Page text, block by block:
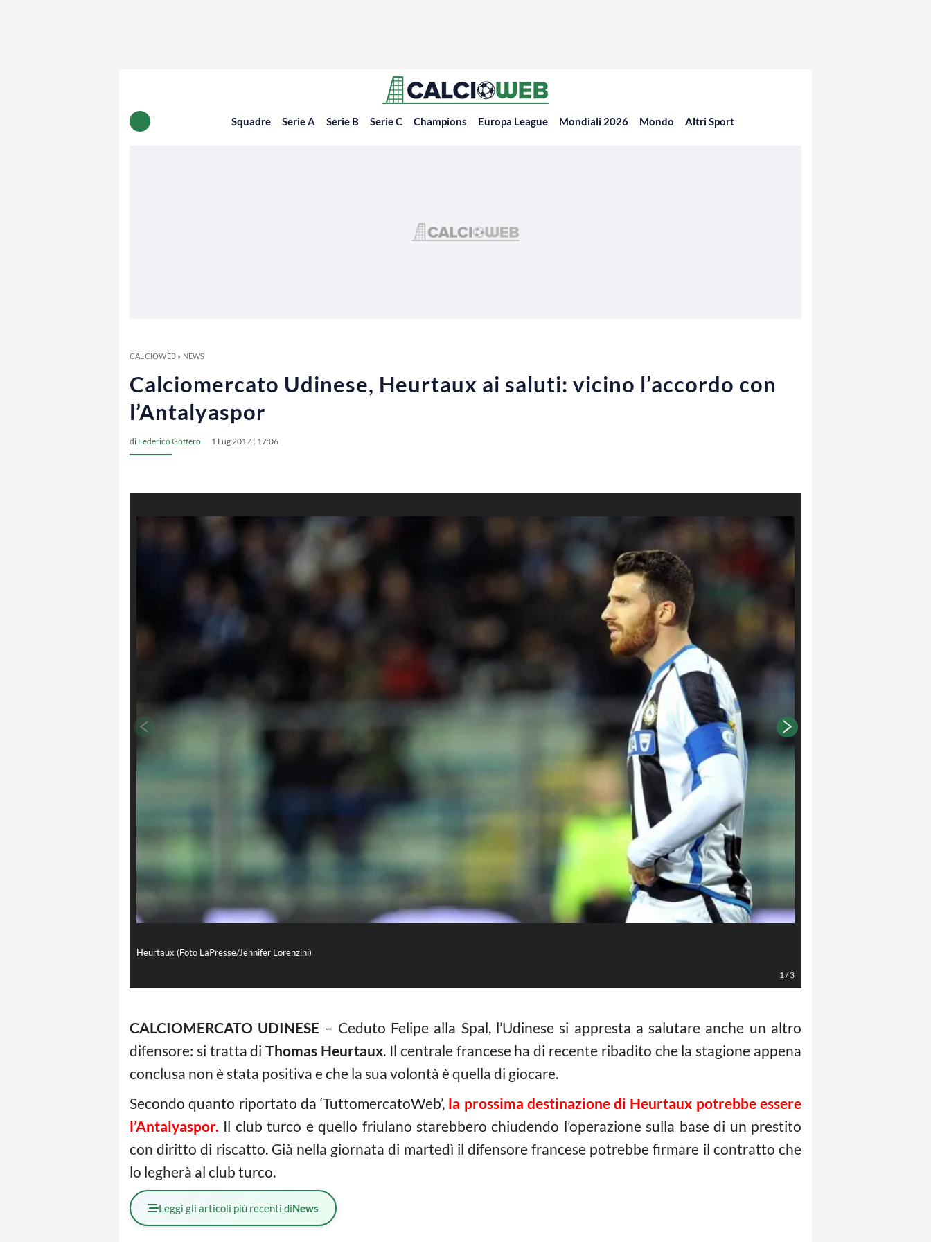
Squadre Serie A Serie B Serie C Champions Europa League Mondiali 2026 Mondo Altri Sport
CALCIOWEB» NEWS
Calciomercato Udinese, Heurtaux ai saluti: vicino l’accordo con
l’Antalyaspor
di Federico Gottero 1 Lug 2017 | 17:06
Heurtaux (Foto LaPresse/Jennifer Lorenzini)
1/3
CALCIOMERCATO UDINESE – Ceduto Felipe alla Spal, l’Udinese si appresta a salutare anche un altro
difensore: si tratta diThomas Heurtaux. Il centrale francese ha di recente ribadito che la stagione appena
conclusa non è stata positiva e che la sua volontà è quella di giocare.
Secondo quanto riportato da ‘TuttomercatoWeb’, la prossima destinazione di Heurtaux potrebbe essere
l’Antalyaspor. Il club turco e quello friulano starebbero chiudendo l’operazione sulla base di un prestito
con diritto di riscatto. Già nella giornata di martedì il difensore francese potrebbe firmare il contratto che
lo legherà al club turco.
Leggi gli articoli più recenti diNews